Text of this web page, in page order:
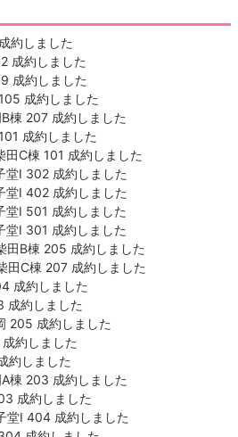
約しました
成約しました
成約しました
成約しました
棟 207 成約しました
成約しました
C棟 101 成約しました
Ⅰ 302 成約しました
Ⅰ 402 成約しました
Ⅰ 501 成約しました
Ⅰ 301 成約しました
B棟 205 成約しました
C棟 207 成約しました
成約しました
約しました
205 成約しました
約しました
約しました
棟 203 成約しました
成約しました
Ⅰ 404 成約しました